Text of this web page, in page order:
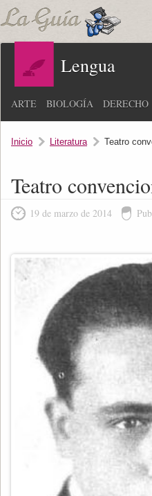
Lengua
ARTE BIOLOGÍA DERECHO
Inicio Literatura Teatro
Teatro
19 de marzo de 2014